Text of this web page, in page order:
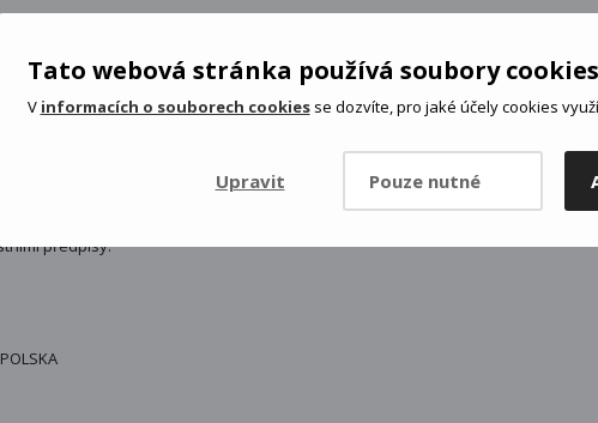
Tato webová stránka používá soubory cookies
V informacích o souborech cookiesse dozvíte, pro jaké účely cookies
Upravit Pouze nutné
dětí.
silných světelných zdrojů - hrozí poškození zraku.
dojít ke koncentraci světla a riziku požáru.
- hrozí skřípnutí prstů.
poškrábáním nebo rozbitím.
není vodotěsné.
a používejte vhodný typ baterií.
předpisy.